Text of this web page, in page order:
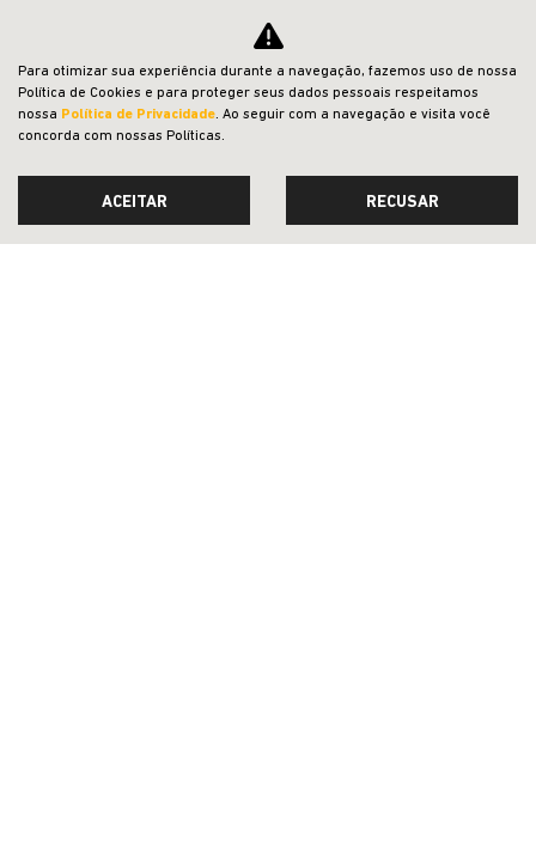
Preferência de contato:
Whatsapp Telefone
ENTRAR EM CONTATO
Para otimizar sua experiência durante a navegação, fazemos uso de nossa
Política de Cookies e para proteger seus dados pessoais respeitamos
nossa Política de Privacidade. Ao seguir com a navegação e visita você
concorda com nossas Políticas.
ACEITAR RECUSAR